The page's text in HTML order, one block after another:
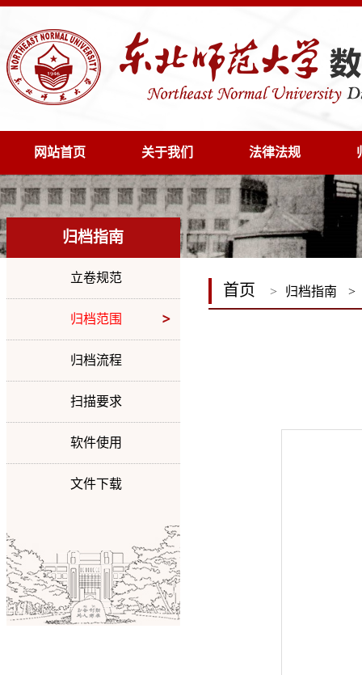
网站首页 关于我们 法律法规
归档指南
立卷规范
归档范围
归档流程
扫描要求
软件使用
文件下载
首页 > 归档指南 >